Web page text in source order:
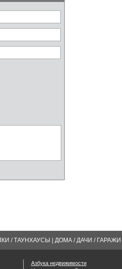
/ ТАУНХАУСЫ ДОМА / ДАЧИ / ГАРАЖИ
Азбука недвижимости